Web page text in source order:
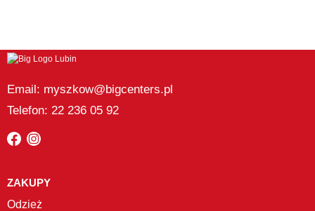
Email: myszkow@bigcenters.pl
Telefon: 22 236 05 92
ZAKUPY
Odzież